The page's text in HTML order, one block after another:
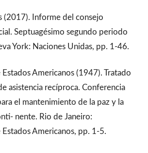
(2017). Informe del consejo
Septuagésimo segundo periodo
York: Naciones Unidas, pp. 1-46.
Americanos (1947). Tratado
asistencia recíproca. Conferencia
el mantenimiento de la paz y la
nente. Rio de Janeiro:
Americanos, pp. 1-5.